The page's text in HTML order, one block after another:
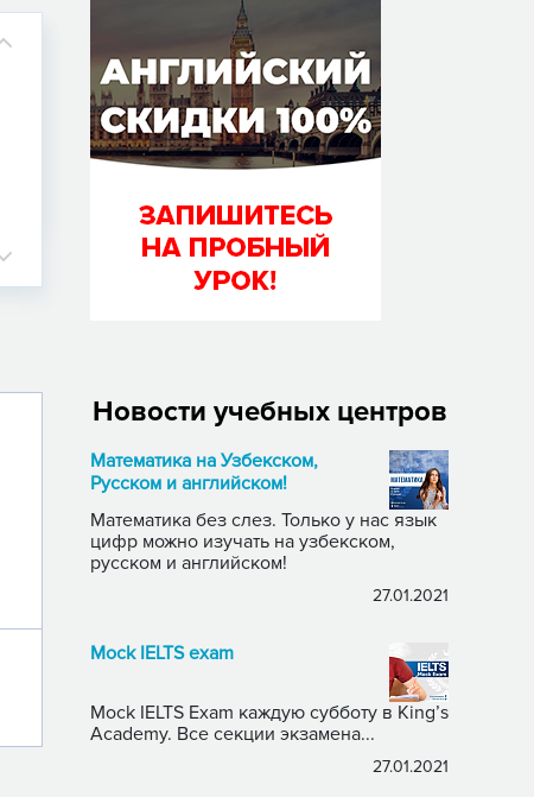
Новости учебных центров
Математика на Узбекском,
Русском и английском!
Математика без слез. Только у нас язык
цифр можно изучать на узбекском,
русском и английском!
27.01.2021
Mock IELTS exam
Mock IELTS Exam каждую субботу в King’s
Academy. Все секции экзамена...
27.01.2021